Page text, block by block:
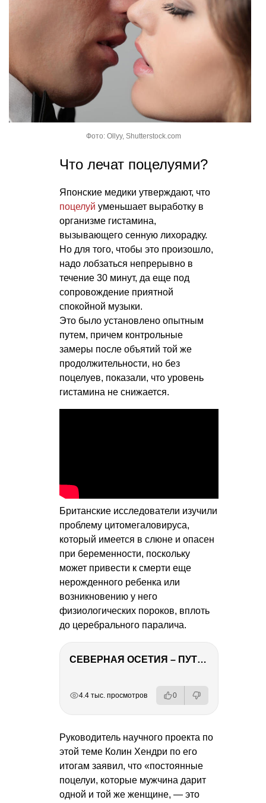
Фото: Ollyy, Shutterstock.com
Что лечат поцелуями?
Японские медики утверждают, что
поцелуй уменьшает выработку в
организме гистамина,
вызывающего сенную лихорадку.
Но для того, чтобы это произошло,
надо лобзаться непрерывно в
течение 30 минут, да еще под
сопровождение приятной
спокойной музыки.
Это было установлено опытным
путем, причем контрольные
замеры после объятий той же
продолжительности, но без
поцелуев, показали, что уровень
гистамина не снижается.
Британские исследователи изучили
проблему цитомегаловируса,
который имеется в слюне и опасен
при беременности, поскольку
может привести к смерти еще
нерожденного ребенка или
возникновению у него
физиологических пороков, вплоть
до церебрального паралича.
СЕВЕРНАЯ ОСЕТИЯ – ПУТЕШЕСТВИЕ НА КАВКАЗ часть 4
4.4 тыс. просмотров 0
Руководитель научного проекта по
этой теме Колин Хендри по его
итогам заявил, что «постоянные
поцелуи, которые мужчина дарит
одной и той же женщине, — это